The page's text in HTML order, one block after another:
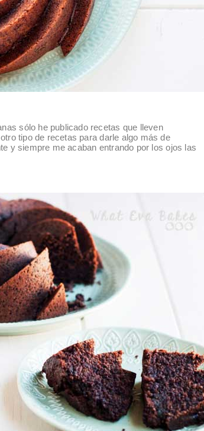
sólo he publicado recetas que lleven
tipo de recetas para darle algo más de
y siempre me acaban entrando por los ojos las